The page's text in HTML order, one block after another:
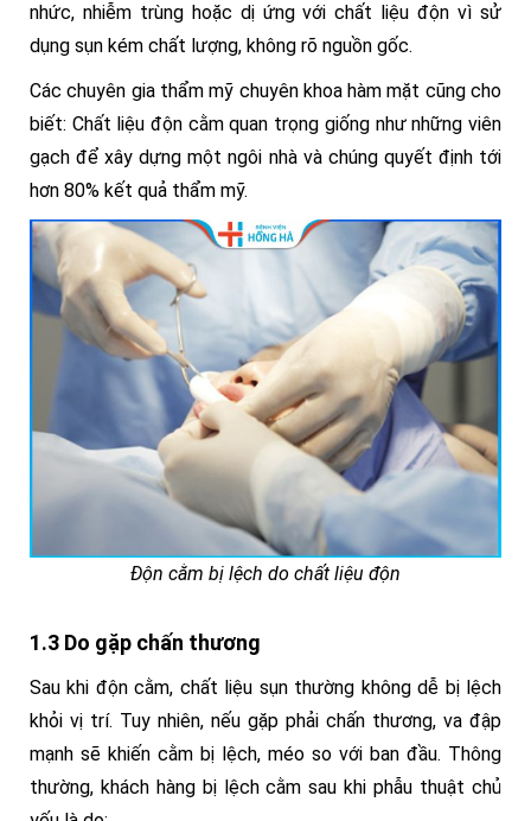
nhức, nhiễm trùng hoặc dị ứng với chất liệu độn vì sử
dụng sụn kém chất lượng, không rõ nguồn gốc.
Các chuyên gia thẩm mỹ chuyên khoa hàm mặt cũng cho
biết: Chất liệu độn cằm quan trọng giống như những viên
gạch để xây dựng một ngôi nhà và chúng quyết định tới
hơn 80% kết quả thẩm mỹ.
Độn cằm bị lệch do chất liệu độn
1.3 Do gặp chấn thương
Sau khi độn cằm, chất liệu sụn thường không dễ bị lệch
khỏi vị trí. Tuy nhiên, nếu gặp phải chấn thương, va đập
mạnh sẽ khiến cằm bị lệch, méo so với ban đầu. Thông
thường, khách hàng bị lệch cằm sau khi phẫu thuật chủ